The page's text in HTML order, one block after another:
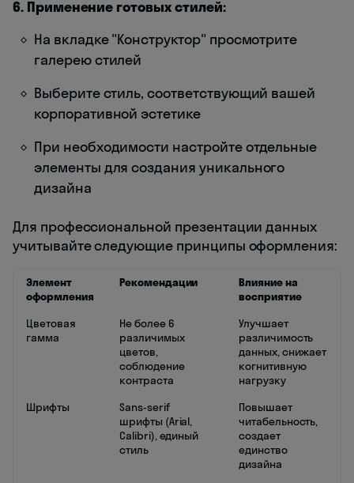
6. Применение готовых стилей:
На вкладке "Конструктор" просмотрите
галерею стилей
Выберите стиль, соответствующий вашей
корпоративной эстетике
При необходимости настройте отдельные
элементы для создания уникального
дизайна
Для профессиональной презентации данных
учитывайте следующие принципы оформления:
Элемент
оформления
Рекомендации
Влияние на
восприятие
Цветовая
гамма
Не более 6
различимых
цветов,
соблюдение
контраста
Улучшает
различимость
данных, снижает
когнитивную
нагрузку
Шрифты
Sans-serif
шрифты (Arial,
Calibri), единый
стиль
Повышает
читабельность,
создает
единство
дизайна